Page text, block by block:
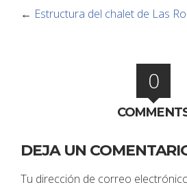
← Estructura del chalet de Las
0
DEJA UN
Tu dirección de correo